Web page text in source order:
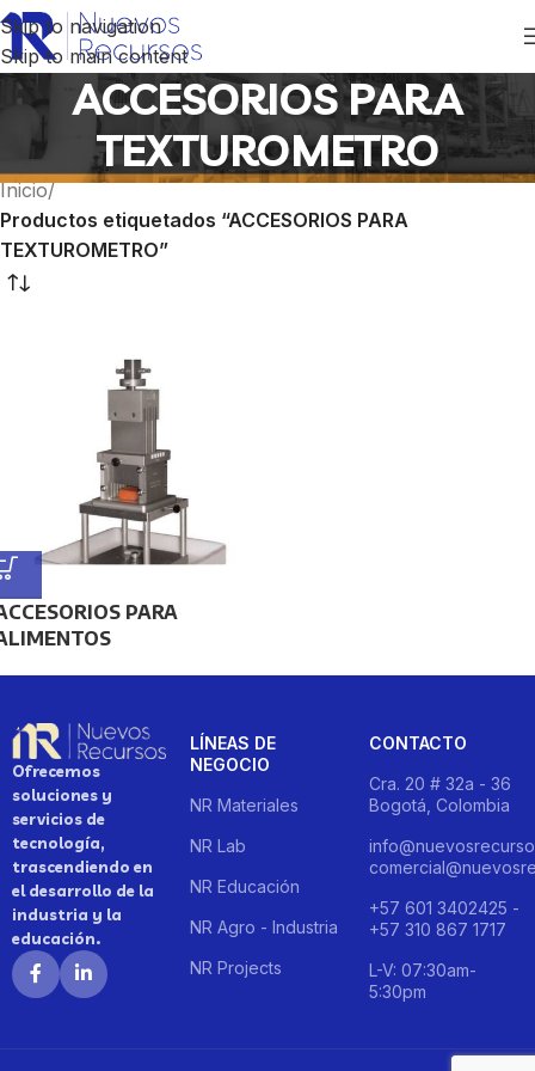
Skip to navigation
Skip to main content
ACCESORIOS PARA
TEXTUROMETRO
Inicio/
Productos etiquetados “ACCESORIOS PARA
TEXTUROMETRO”
PARA
Ofrecemos
soluciones y
servicios de
tecnología,
trascendiendo en
el desarrollo de la
industria y la
educación.
LÍNEAS DE
NEGOCIO
NR Materiales
NR Lab
NR Educación
NR Agro - Industria
NR Projects
CONTACTO
Cra. 20 # 32a - 36
Bogotá, Colombia
+57 601 3402425 -
+57 310 867 1717
L-V: 07:30am-
5:30pm